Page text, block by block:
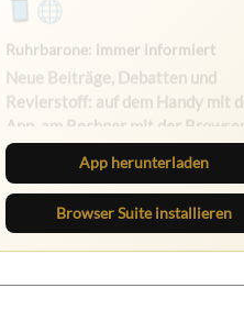
Ruhrbarone auf allen Geräten
Lies unterwegs weiter, speichere
Beiträge und behalte neue Texte
direkt im Browser im Blick.
App herunterladen
Browser Suite installieren